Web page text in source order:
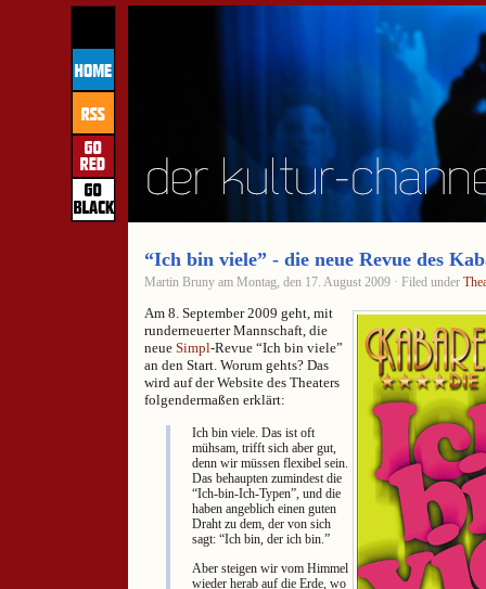
“Ich bin viele” - die neue Revue des
Martin Bruny am Montag, den 17. August 2009 · Filed under
Am 8. September 2009 geht, mit
runderneuerter Mannschaft, die
neue Simpl-Revue “Ich bin viele”
an den Start. Worum gehts? Das
wird auf der Website des Theaters
folgendermaßen erklärt:
Ich bin viele. Das ist oft
mühsam, trifft sich aber gut,
denn wir müssen flexibel sein.
Das behaupten zumindest die
“Ich-bin-Ich-Typen”, und die
haben angeblich einen guten
Draht zu dem, der von sich
sagt: “Ich bin, der ich bin.”
Aber steigen wir vom Himmel
wieder herab auf die Erde, wo